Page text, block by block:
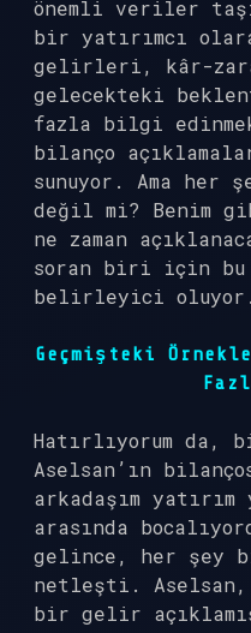
önemli veriler
bir yatırımcı
gelirleri, kâr-
gelecekteki
fazla bilgi
bilanço
sunuyor. Ama her
değil mi? Benim
ne zaman
soran biri için
belirleyici oluyor.
Geçmişteki
Hatırlıyorum da,
Aselsan’ın
arkadaşım yatırım
arasında
gelince, her şey
netleşti. Aselsan,
bir gelir